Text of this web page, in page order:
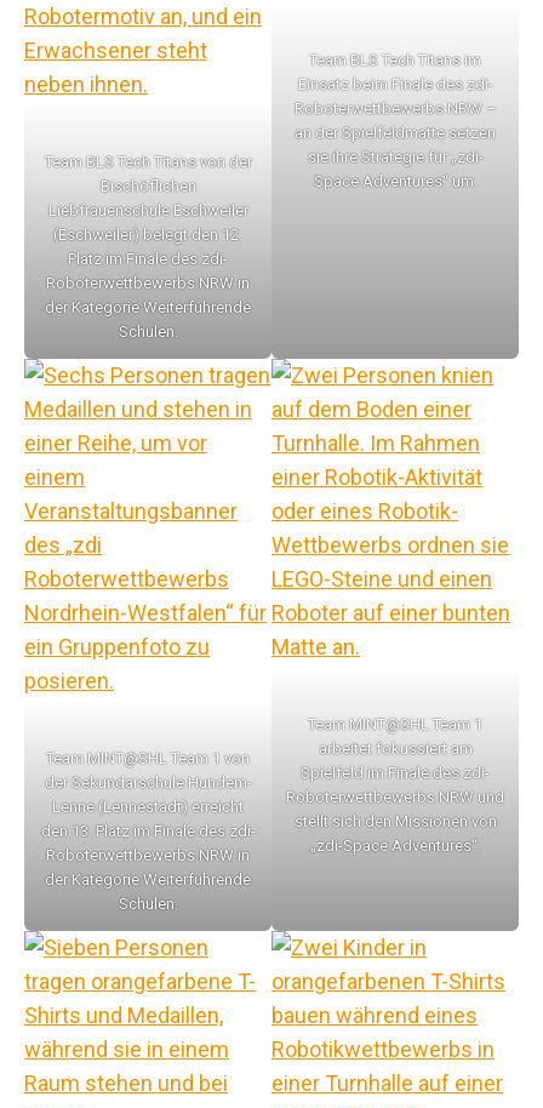
Team BLS Tech Titans von der
Bischöflichen
Liebfrauenschule Eschweiler
(Eschweiler) belegt den 12.
Platz im Finale des zdi-
Roboterwettbewerbs NRW in
der Kategorie Weiterführende
Schulen.
Team BLS Tech Titans im
Einsatz beim Finale des zdi-
Roboterwettbewerbs NRW –
an der Spielfeldmatte setzen
sie ihre Strategie für „zdi-
Space Adventures“ um.
Team MINT@SHL Team 1 von
der Sekundarschule Hundem-
Lenne (Lennestadt) erreicht
den 13. Platz im Finale des zdi-
Roboterwettbewerbs NRW in
der Kategorie Weiterführende
Schulen.
Team MINT@SHL Team 1
arbeitet fokussiert am
Spielfeld im Finale des zdi-
Roboterwettbewerbs NRW und
stellt sich den Missionen von
„zdi-Space Adventures“.